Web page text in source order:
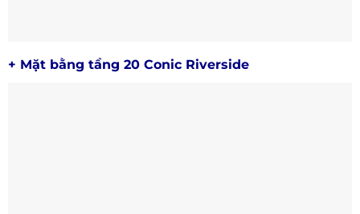
+ Mặt bằng tầng 20 Conic Riverside